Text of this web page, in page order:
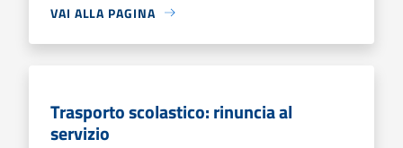
VAI ALLA PAGINA
Trasporto scolastico: rinuncia al
servizio